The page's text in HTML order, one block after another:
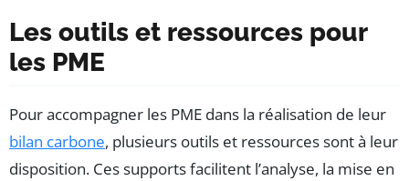
Les outils et ressources pour
les PME
Pour accompagner les PME dans la réalisation de leur
bilan carbone, plusieurs outils et ressources sont à leur
disposition. Ces supports facilitent l’analyse, la mise en